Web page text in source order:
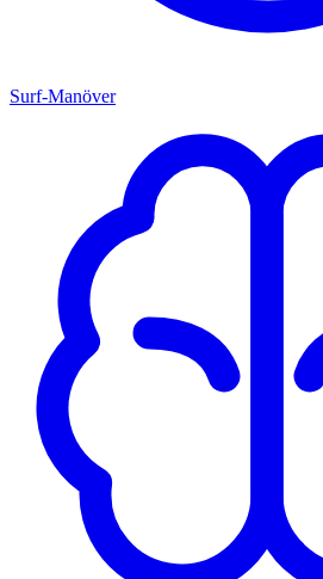
Surf-Manöver